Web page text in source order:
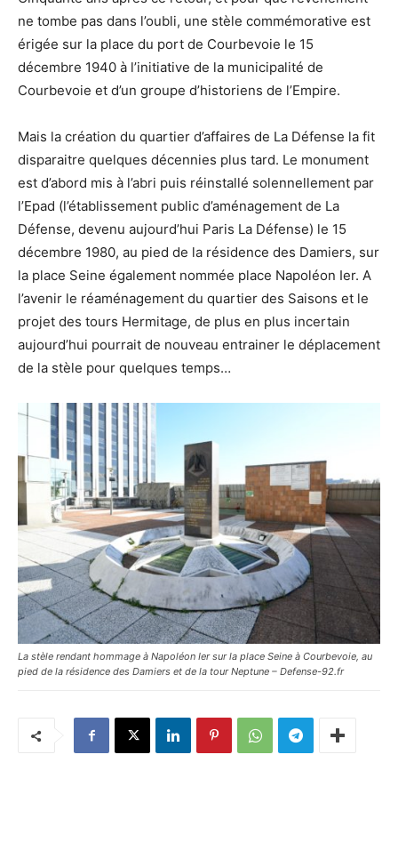
ne tombe pas dans l’oubli, une stèle commémorative est
érigée sur la place du port de Courbevoie le 15
décembre 1940 à l’initiative de la municipalité de
Courbevoie et d’un groupe d’historiens de l’Empire.
Mais la création du quartier d’affaires de La Défense la fit
disparaitre quelques décennies plus tard. Le monument
est d’abord mis à l’abri puis réinstallé solennellement par
l’Epad (l’établissement public d’aménagement de La
Défense, devenu aujourd’hui Paris La Défense) le 15
décembre 1980, au pied de la résidence des Damiers, sur
la place Seine également nommée place Napoléon Ier. A
l’avenir le réaménagement du quartier des Saisons et le
projet des tours Hermitage, de plus en plus incertain
aujourd’hui pourrait de nouveau entrainer le déplacement
de la stèle pour quelques temps…
La stèle rendant hommage à Napoléon Ier sur la place Seine à Courbevoie, au
pied de la résidence des Damiers et de la tour Neptune – Defense-92.fr